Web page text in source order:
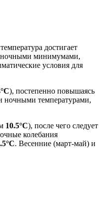
достигает
минимумами,
условия для
), постепенно повышаясь
ночными температурами,
10.5°C), после чего следует
колебания
. Весенние (март-май) и